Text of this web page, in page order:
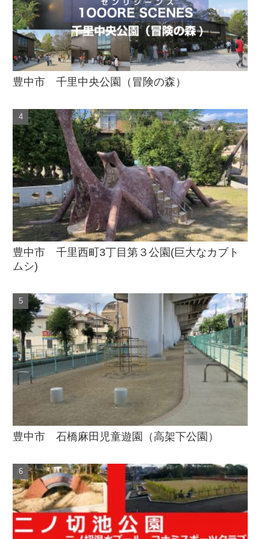
豊中市 千里中央公園（冒険の森）
豊中市 千里西町3丁目第３公園(巨大なカブト
ムシ)
豊中市 石橋麻田児童遊園（高架下公園）